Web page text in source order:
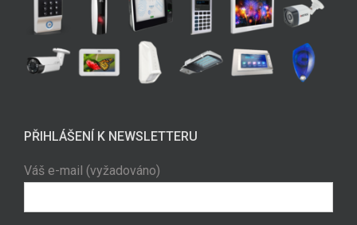
PŘIHLÁŠENÍ K NEWSLETTERU
Váš e-mail (vyžadováno)